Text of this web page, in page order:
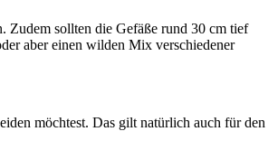
Zudem sollten die Gefäße rund 30 cm tief
aber einen wilden Mix verschiedener
möchtest. Das gilt natürlich auch für den